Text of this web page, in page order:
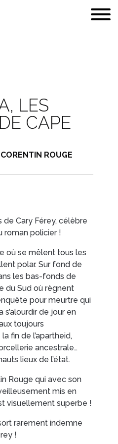
ARCHIVES
CONTACTS/ACCÈS
LES
CAPE
ROUGE
Cary Férey, célèbre
roman policier !
où se mêlent tous les
polar. Sur fond de
les bas-fonds de
du Sud où règnent
pour meurtre qui
s’alourdir de jour en
toujours
fin de l’apartheid,
ancestrale…
lieux de l’état.
Rouge qui avec son
mis en
visuellement superbe !
rarement indemne
!